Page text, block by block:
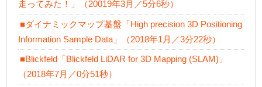
走ってみた！」（20019年3月／5分6秒）
■ダイナミックマップ基盤「High precision 3D Positioning
Information Sample Data」（2018年1月／3分22秒）
■Blickfeld「Blickfeld LiDAR for 3D Mapping (SLAM)」
（2018年7月／0分51秒）